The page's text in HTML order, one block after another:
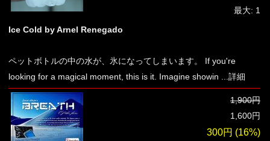
最大: 1
Ice Cold by Arnel Renegado
ペットボトルの中の水が、氷になってしまいます。 If you're
looking for a magical moment, this is it. Imagine showin ...詳細
1,900円
1,600円
300円 (16%)